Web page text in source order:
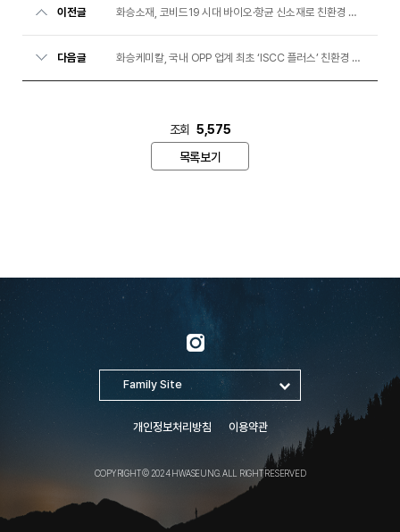
이전글 화승소재, 코비드19 시대 바이오·항균 신소재로 친환경 TPV 시장 선도
다음글 화승케미칼, 국내 OPP 업계 최초 ‘ISCC 플러스’ 친환경 국제인증 획득
조회 5,575
목록보기
개인정보처리방침 이용약관
COPYRIGHT © 2024 HWASEUNG. ALL RIGHT RESERVED